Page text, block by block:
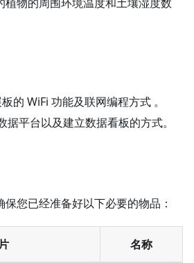
植物的周围环境温度和土壤湿度数
的 WiFi 功能及联网编程方式 。
据平台以及建立数据看板的方式。
您已经准备好以下必要的物品：
名称